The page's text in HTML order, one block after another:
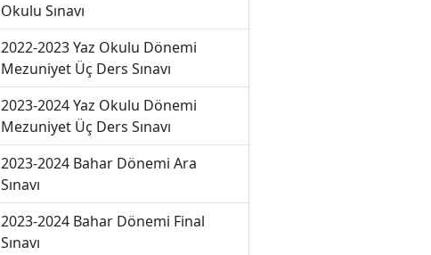
Okulu Sınavı
2022-2023 Yaz Okulu Dönemi
Mezuniyet Üç Ders Sınavı
2023-2024 Yaz Okulu Dönemi
Mezuniyet Üç Ders Sınavı
2023-2024 Bahar Dönemi Ara
Sınavı
2023-2024 Bahar Dönemi Final
Sınavı